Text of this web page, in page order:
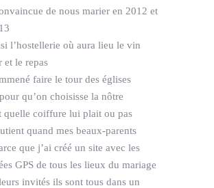
de nous marier en 2012 et
l’hostellerie où aura lieu le vin
et le repas
faire le tour des églises
qu’on choisisse la nôtre
quelle coiffure lui plait ou pas
quand mes beaux-parents
que j’ai créé un site avec les
GPS de tous les lieux du mariage
invités ils sont tous dans un